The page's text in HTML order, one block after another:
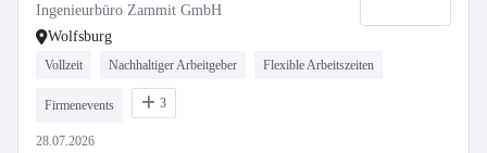
Ingenieurbüro Zammit GmbH
Wolfsburg
Vollzeit Nachhaltiger Arbeitgeber Flexible Arbeitszeiten
Firmenevents 3
28.07.2026